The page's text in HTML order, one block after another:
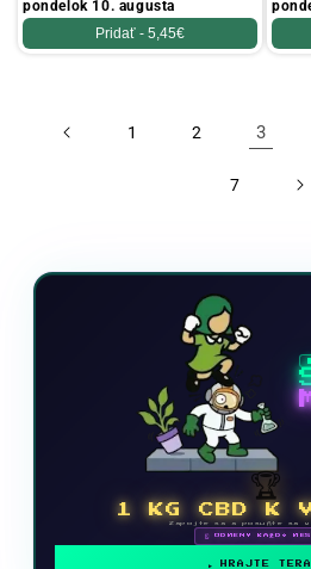
pondelok 10. augusta
Pridať - 5,45€
1 2 3
7
🏆
1 KG CBD K
Zapojte sa a posuňte sa
🗓 ODMENY KAŽDÝ
HRAJTE